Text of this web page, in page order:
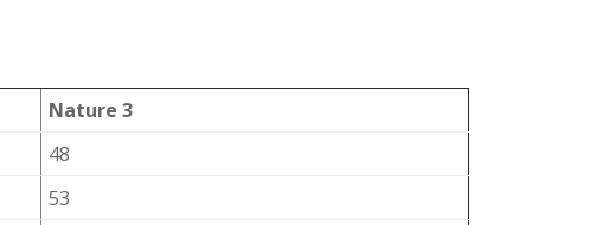
Nature 3
48
53